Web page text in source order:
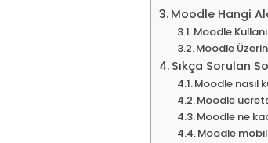
Moodle Hangi
Moodle
Moodle
Sıkça Sorulan
Moodle nasıl
Moodle
Moodle ne
Moodle